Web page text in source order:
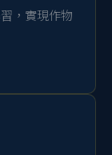
，實現作物